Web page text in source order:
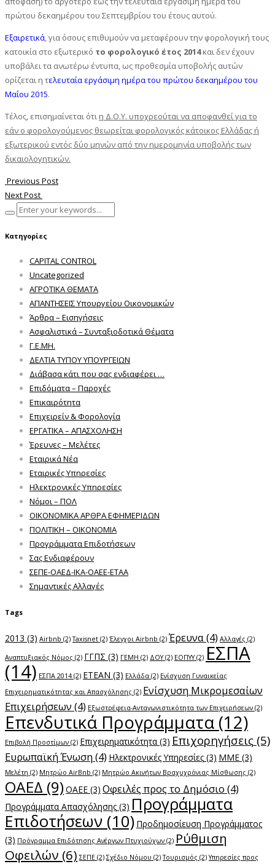
πρώτου δεκαημέρου του Σεπτεμβρίου του έτους αυτού.
Εξαιρετικά, για όσους επιθυμούν να μεταφέρουν την φορολογική τους
κατοικία στο εξωτερικό το φορολογικό έτος 2014και δεν έχουν
υποβάλει τα ανωτέρω έντυπα, ως προθεσμία υποβολής αυτών
ορίζεται η τελευταία εργάσιμη ημέρα του πρώτου δεκαημέρου του
Μαΐου 2015.
Τέλος, επισημαίνεται ότι η Δ.Ο.Υ. υποχρεούται να αποφανθεί για το
εάν ο φορολογούμενος θεωρείται φορολογικός κάτοικος Ελλάδας ή
εξωτερικού εντός δύο μηνών από την ημερομηνία υποβολής των
δικαιολογητικών.
Previous Post
Next Post
Κατηγορίες
CAPITAL CONTROL
Uncategorized
ΑΓΡΟΤΙΚΑ ΘΕΜΑΤΑ
ΑΠΑΝΤΗΣΕΙΣ Υπουργείου Οικονομικών
Άρθρα – Εισηγήσεις
Ασφαλιστικά – Συνταξιοδοτικά Θέματα
Γ.Ε.ΜΗ.
ΔΕΛΤΙΑ ΤΥΠΟΥ ΥΠΟΥΡΓΕΙΩΝ
Διάβασα κάτι που σας ενδιαφέρει …
Επιδόματα – Παροχές
Επικαιρότητα
Επιχειρείν & Φορολογία
ΕΡΓΑΤΙΚΑ – ΑΠΑΣΧΟΛΗΣΗ
Έρευνες – Μελέτες
Εταιρικά Νέα
Εταιρικές Υπηρεσίες
Ηλεκτρονικές Υπηρεσίες
Νόμοι – ΠΟΛ
ΟΙΚΟΝΟΜΙΚΑ ΑΡΘΡΑ ΕΦΗΜΕΡΙΔΩΝ
ΠΟΛΙΤΙΚΗ – ΟΙΚΟΝΟΜΙΑ
Προγράμματα Επιδοτήσεων
Σας Ενδιαφέρουν
ΣΕΠΕ-ΟΑΕΔ-ΙΚΑ-ΟΑΕΕ-ΕΤΑΑ
Σημαντικές Αλλαγές
Tags
2013 (3) Airbnb (2) Taxisnet (2) Έλεγχοι Airbnb (2) Έρευνα(4) Αλλαγές (2)
Αναπτυξιακός Νόμος (2) ΓΓΠΣ (3) ΓΕΜΗ (2) ΔΟΥ(2) ΕΟΠΥΥ(2) ΕΣΠΑ
(14) ΕΣΠΑ 2014 (2) ΕΤΕΑΝ (3) Ελλάδα (2) Ενίσχυση Γυναικείας
Επιχειρηματικότητας και Απασχόλησης (2) Ενίσχυση Μικρομεσαίων
Επιχειρήσεων (4) Εξωστρέφεια-Ανταγωνιστικότητα των Επιχειρήσεων (2)
Επενδυτικά Προγράμματα (12)
Επιβολή Προστίμων (2) Επιχειρηματικότητα (3) Επιχορηγήσεις (5)
Ευρωπαϊκή Ένωση(4) Ηλεκτρονικές Υπηρεσίες (3) ΜΜΕ (3)
Μελέτη (2) Μητρώο AirBnb (2) Μητρώο Ακινήτων Βραχυχρόνιας Μίσθωσης (2)
ΟΑΕΔ (9) ΟΑΕΕ (3) Οφειλές προς το Δημόσιο (4)
Προγράμματα Απασχόλησης (3) Προγράμματα
Επιδοτήσεων (10) Προδημοσίευση Προγράμματος
(3) Πρόγραμμα Επιδότησης Ανέργων Πτυχιούχων (2) Ρύθμιση
Οφειλών (6) ΣΕΠΕ (2) Σχέδιο Νόμου (2) Τουρισμός (2) Υπηρεσίες προς